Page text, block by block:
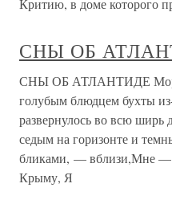
Критию, в доме которого
СНЫ ОБ
СНЫ ОБ АТЛАНТИДЕ Море
голубым блюдцем бухты
развернулось во всю ширь
седым на горизонте и
бликами, — вблизи,Мне —
Крыму, Я